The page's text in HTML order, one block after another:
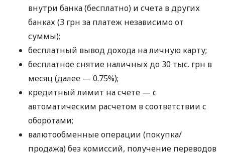
внутри банка (бесплатно) и счета в других
банках (3 грн за платеж независимо от
суммы);
бесплатный вывод дохода на личную карту;
бесплатное снятие наличных до 30 тыс. грн в
месяц (далее — 0.75%);
кредитный лимит на счете — с
автоматическим расчетом в соответствии с
оборотами;
валютообменные операции (покупка/
продажа) без комиссий, получение переводов